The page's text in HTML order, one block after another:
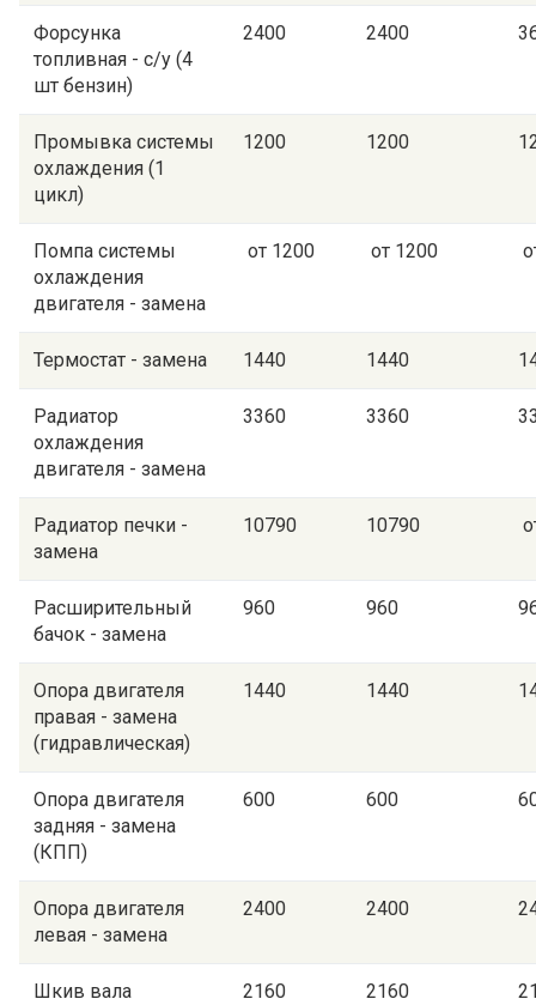
Форсунка
топливная - с/у (4
шт бензин)
2400 2400
Промывка системы
охлаждения (1
цикл)
1200 1200
Помпа системы
охлаждения
двигателя - замена
от 1200 от 1200
Термостат - замена 1440 1440
Радиатор
охлаждения
двигателя - замена
3360 3360
Радиатор печки -
замена
10790 10790
Расширительный
бачок - замена
960 960
Опора двигателя
правая - замена
(гидравлическая)
1440 1440
Опора двигателя
задняя - замена
(КПП)
600 600
Опора двигателя
левая - замена
2400 2400
Шкив вала
2160 2160